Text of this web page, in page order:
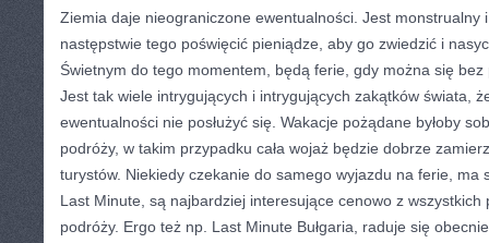
Ziemia daje nieograniczone ewentualności. Jest monstrualny
następstwie tego poświęcić pieniądze, aby go zwiedzić i
Świetnym do tego momentem, będą ferie, gdy można się
Jest tak wiele intrygujących i intrygujących zakątków świata,
ewentualności nie posłużyć się. Wakacje pożądane byłoby
podróży, w takim przypadku cała wojaż będzie dobrze
turystów. Niekiedy czekanie do samego wyjazdu na ferie, ma
Last Minute, są najbardziej interesujące cenowo z wszystkich
podróży. Ergo też np. Last Minute Bułgaria, raduje się